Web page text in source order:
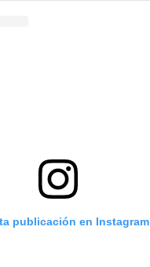
publicación en Instagram